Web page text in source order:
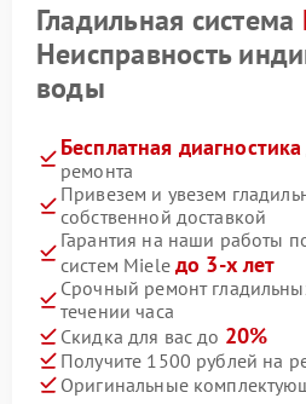
Гладильная система
Неисправность
воды
Бесплатная диагностика
ремонта
Привезем и увезем
собственной доставкой
Гарантия на наши работы
систем Miele до 3-х лет
Срочный ремонт
течении часа
Скидка для вас до 20%
Получите 1500 рублей на
Оригинальные